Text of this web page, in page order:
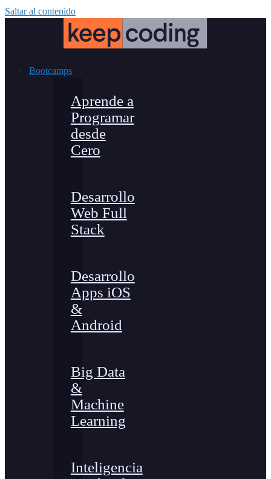
Saltar al contenido
Bootcamps
Aprende a
Programar
desde
Cero
Desarrollo
Web Full
Stack
Desarrollo
Apps iOS
&
Android
Big Data
&
Machine
Learning
Inteligencia